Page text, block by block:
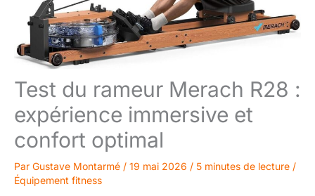
Test du rameur Merach R28 :
expérience immersive et
confort optimal
Par Gustave Montarmé / 19 mai 2026 / 5 minutes de lecture /
Équipement fitness